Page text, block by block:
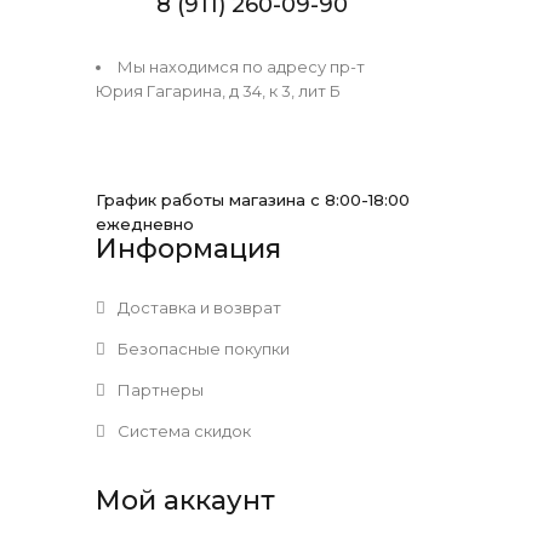
Мы находимся по адресу пр-т
Юрия Гагарина, д 34, к 3, лит Б
График работы магазина с 8:00-18:00
ежедневно
Информация
Доставка и возврат
Безопасные покупки
Партнеры
Система скидок
Мой аккаунт